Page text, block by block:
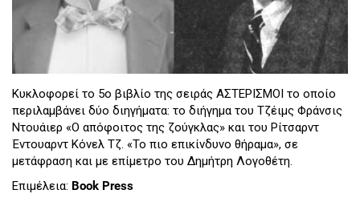
Κυκλοφορεί το 5ο βιβλίο της σειράς ΑΣΤΕΡΙΣΜΟΙ το οποίο
περιλαμβάνει δύο διηγήματα: το διήγημα του Τζέιμς Φράνσις
Ντουάιερ «Ο απόφοιτος της ζούγκλας» και του Ρίτσαρντ
Έντουαρντ Κόνελ Τζ. «Το πιο επικίνδυνο θήραμα», σε
μετάφραση και με επίμετρο του Δημήτρη Λογοθέτη.
Επιμέλεια: Book Press